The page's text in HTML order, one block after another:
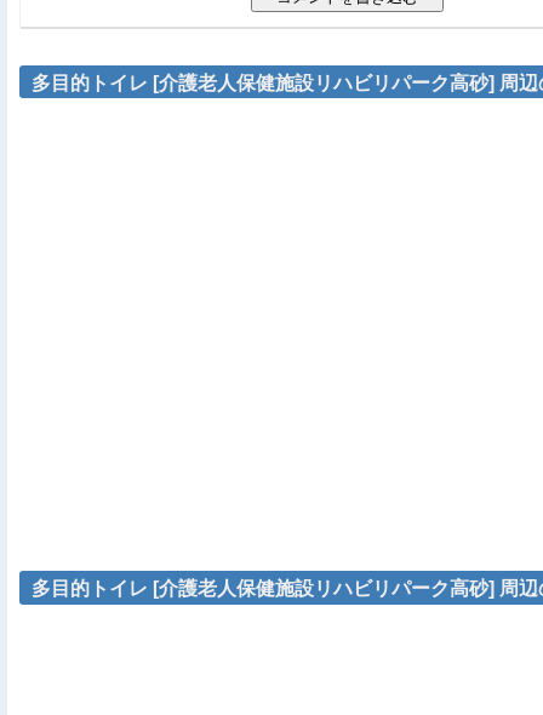
多目的トイレ [介護老人保健施設リハビリパーク高砂] 周
多目的トイレ [介護老人保健施設リハビリパーク高砂] 周